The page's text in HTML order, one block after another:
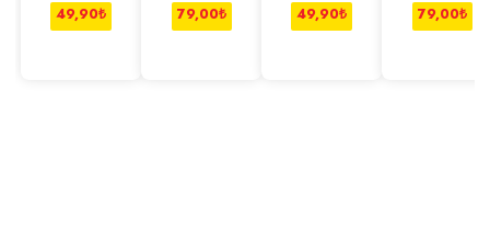
49,90₺
79,00₺
49,90₺
79,00₺